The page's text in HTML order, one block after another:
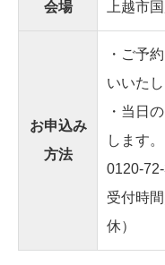
会場 上越市
お申込み
方法
・ご予
いいたし
・当日
します。
0120-
受付時
休）